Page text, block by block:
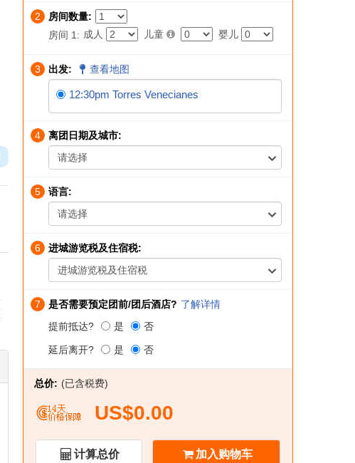
2
房间数量:
房间 1: 成人 儿童 婴儿
3 出发: 查看地图
12:30pm Torres Venecianes
4
离团日期及城市:
请选择
5
语言:
请选择
6
进城游览税及住宿税:
进城游览税及住宿税
7 是否需要预定团前/团后酒店? 了解详情
提前抵达?
是 否
延后离开? 是 否
总价: (已含税费)
US$0.00
计算总价 加入购物车